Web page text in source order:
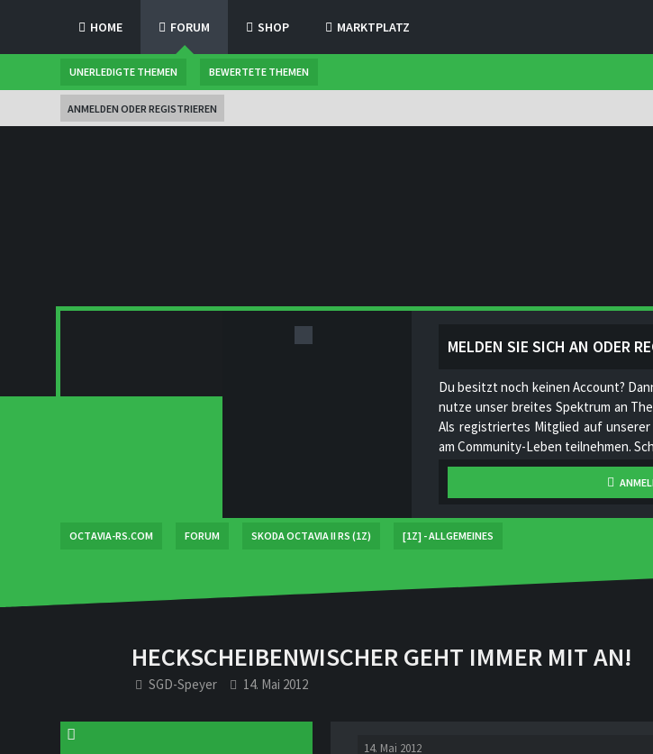
HOME FORUM
UNERLEDIGTE THEMEN BEWERTETE THEMEN
SHOP MARKTPLATZ
ANMELDEN ODER REGISTRIEREN
MELDEN SIE SICH AN ODER
Du besitzt noch keinen Account?
nutze unser breites Spektrum an
Als registriertes Mitglied auf
am Community-Leben teilnehmen.
hoch, stelle deine Videos online,
unser Projekt stetig zu verbessern
OCTAVIA-RS.COM FORUM SKODA OCTAVIA II RS (1Z) [1Z] - ALLGEMEINES
HECKSCHEIBENWISCHER GEHT IMMER MIT AN!
SGD-Speyer 14. Mai 2012
14. Mai 2012